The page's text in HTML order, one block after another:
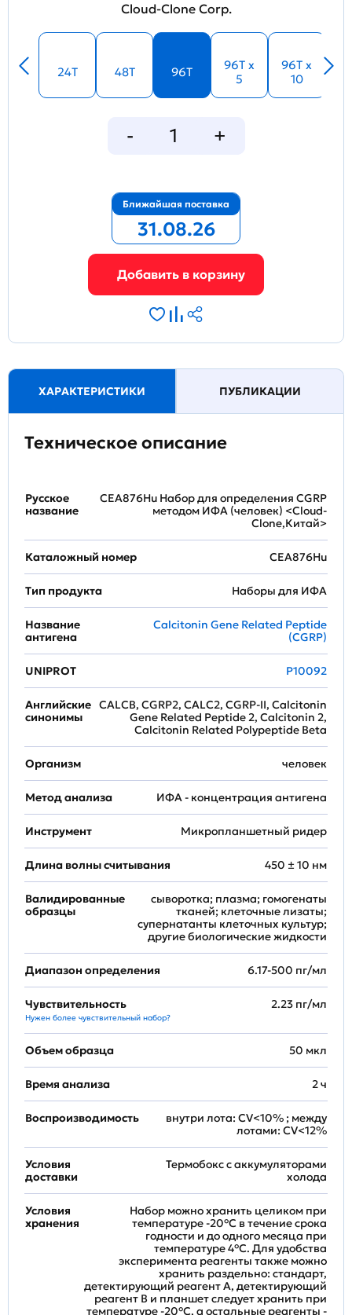
Cloud-Clone Corp.
24T 48T 96T
96T x
5
96T x
10
Ближайшая поставка
31.08.26
ХАРАКТЕРИСТИКИ ПУБЛИКАЦИИ
Техническое описание
Русское
название
CEA876Hu Набор для определения CGRP
методом ИФА (человек) <Cloud-
Clone,Китай>
Каталожный номер CEA876Hu
Тип продукта Наборы для ИФА
Название
антигена
Calcitonin Gene Related Peptide
(CGRP)
UNIPROT P10092
Английские
синонимы
CALCB, CGRP2, CALC2, CGRP-II, Calcitonin
Gene Related Peptide 2, Calcitonin 2,
Calcitonin Related Polypeptide Beta
Организм человек
Метод анализа ИФА - концентрация антигена
Инструмент Микропланшетный ридер
Длина волны считывания 450 ± 10 нм
Валидированные
образцы
сыворотка; плазма; гомогенаты
тканей; клеточные лизаты;
супернатанты клеточных культур;
другие биологические жидкости
Диапазон определения 6.17-500 пг/мл
Чувствительность
Нужен более чувствительный набор?
2.23 пг/мл
Объем образца 50 мкл
Время анализа 2 ч
Воспроизводимость
внутри лота: CV<10% ; между
лотами: CV<12%
Условия
доставки
Термобокс с аккумуляторами
холода
Условия
хранения
Набор можно хранить целиком при
температуре -20°C в течение срока
годности и до одного месяца при
температуре 4°C. Для удобства
эксперимента реагенты также можно
хранить раздельно: стандарт,
детектирующий реагент A, детектирующий
реагент B и планшет следует хранить при
температуре -20°C, а остальные реагенты -